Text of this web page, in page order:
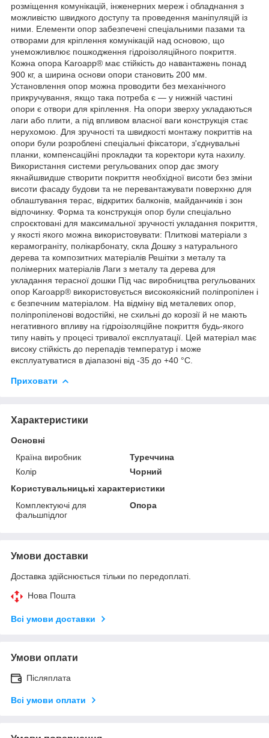
розміщення комунікацій, інженерних мереж і обладнання з
можливістю швидкого доступу та проведення маніпуляцій із
ними. Елементи опор забезпечені спеціальними пазами та
отворами для кріплення комунікацій над основою, що
унеможливлює пошкодження гідроізоляційного покриття.
Кожна опора Karoapp® має стійкість до навантажень понад
900 кг, а ширина основи опори становить 200 мм.
Установлення опор можна проводити без механічного
прикручування, якщо така потреба є — у нижній частині
опори є отвори для кріплення. На опори зверху укладаються
лаги або плити, а під впливом власної ваги конструкція стає
нерухомою. Для зручності та швидкості монтажу покриттів на
опори були розроблені спеціальні фіксатори, з'єднувальні
планки, компенсаційні прокладки та коректори кута нахилу.
Використання системи регульованих опор дає змогу
якнайшвидше створити покриття необхідної висоти без зміни
висоти фасаду будови та не перевантажувати поверхню для
облаштування терас, відкритих балконів, майданчиків і зон
відпочинку. Форма та конструкція опор були спеціально
спроєктовані для максимальної зручності укладання покриття,
у якості якого можна використовувати: Плиткові матеріали з
керамограніту, полікарбонату, скла Дошку з натурального
дерева та композитних матеріалів Решітки з металу та
полімерних матеріалів Лаги з металу та дерева для
укладання терасної дошки Під час виробництва регульованих
опор Karoapp® використовується високоякісний поліпропілен і
є безпечним матеріалом. На відміну від металевих опор,
поліпропіленові водостійкі, не схильні до корозії й не мають
негативного впливу на гідроізоляційне покриття будь-якого
типу навіть у процесі тривалої експлуатації. Цей матеріал має
високу стійкість до перепадів температур і може
експлуатуватися в діапазоні від -35 до +40 °C.
Приховати
Характеристики
Основні
Країна виробник
Туреччина
Колір
Чорний
Користувальницькі характеристики
Комплектуючі для
фальшпідлог
Опора
Умови доставки
Доставка здійснюється тільки по передоплаті.
Нова Пошта
Всі умови доставки
Умови оплати
Післяплата
Всі умови оплати